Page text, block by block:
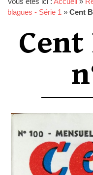
blagues - Série 1 » Cent
Cent